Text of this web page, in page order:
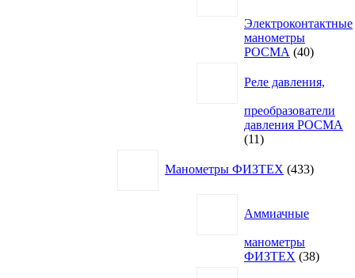
Электроконтактные
манометры
РОСМА
4040
Реле давления,
преобразователи
давления РОСМА
1111
Манометры ФИЗТЕХ 433товара
Аммиачные
манометры
ФИЗТЕХ 3838